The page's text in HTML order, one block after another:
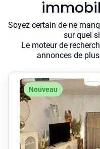
Soyez certain de ne
sur quel
Le moteur de
annonces de
Nouveau